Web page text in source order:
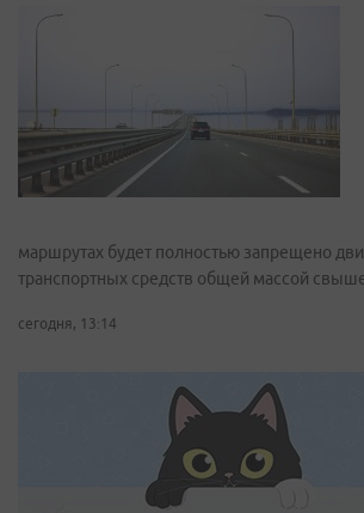
маршрутах будет полностью запрещено
транспортных средств общей массой
сегодня, 13:14